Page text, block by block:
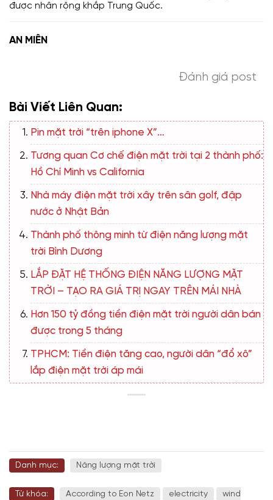
được nhân rộng khắp Trung Quốc.
AN MIÊN
Đánh giá post
Bài Viết Liên Quan:
Pin mặt trời “trên iphone X”…
Tương quan Cơ chế điện mặt trời tại 2 thành phố:
Hồ Chí Minh vs California
Nhà máy điện mặt trời xây trên sân golf, đập
nước ở Nhật Bản
Thành phố thông minh từ điện năng lượng mặt
trời Bình Dương
LẮP ĐẶT HỆ THỐNG ĐIỆN NĂNG LƯỢNG MẶT
TRỜI – TẠO RA GIÁ TRỊ NGAY TRÊN MÁI NHÀ
Hơn 150 tỷ đồng tiền điện mặt trời người dân bán
được trong 5 tháng
TPHCM: Tiền điện tăng cao, người dân “đổ xô”
lắp điện mặt trời áp mái
Danh mục: Năng lượng mặt trời
Từ khóa: According to Eon Netz electricity wind